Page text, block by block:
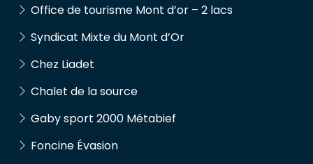
Office de tourisme Mont d’or – 2 lacs
Syndicat Mixte du Mont d’Or
Chez Liadet
Chalet de la source
Gaby sport 2000 Métabief
Foncine Évasion